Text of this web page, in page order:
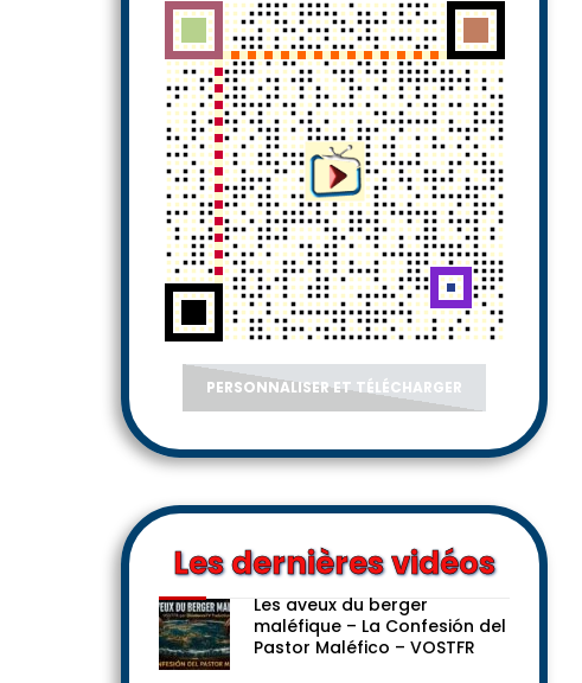
PERSONNALISER ET TÉLÉCHARGER
Les dernières vidéos
Les aveux du berger
maléfique – La Confesión del
Pastor Maléfico – VOSTFR